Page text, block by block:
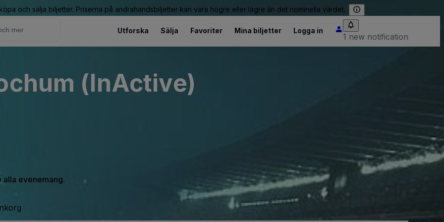
och sälja biljetter. Priserna på andrahandsbiljetter kan vara högre eller lägre än det nominella värdet.
Utforska Sälja Favoriter Mina biljetter Logga in
1 new notification
(InActive)
alla evenemang.